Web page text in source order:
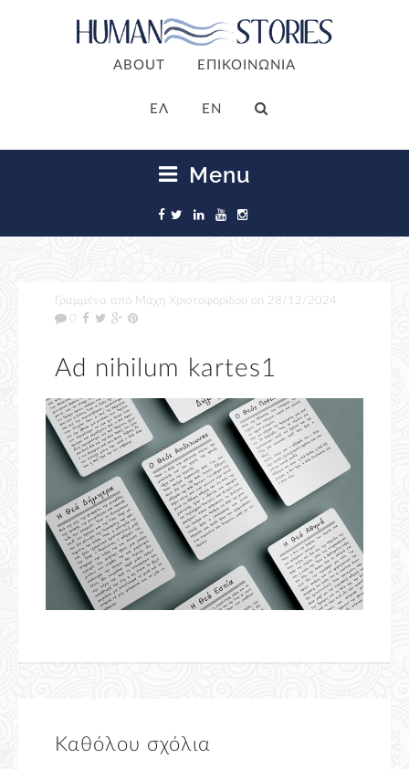
ABOUT ΕΠΙΚΟΙΝΩΝΙΑ
ΕΛ EN
Menu
Γραμμένα από Μάχη Χριστοφορίδου on 28/12/2024
0
Ad nihilum kartes1
Καθόλου σχόλια